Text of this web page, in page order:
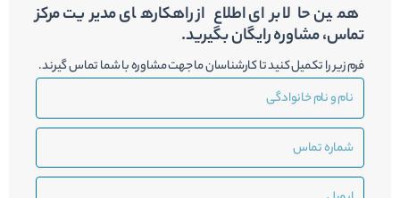
همین حالا برای اطلاع از راهکارهای مدیریت مرکز
تماس، مشاوره رایگان بگیرید.
فرم زیر را تکمیل کنید تا کارشناسان ما جهت مشاوره با شما تماس گیرند.
نام
نام
خانوادگی
شماره
ایمیل